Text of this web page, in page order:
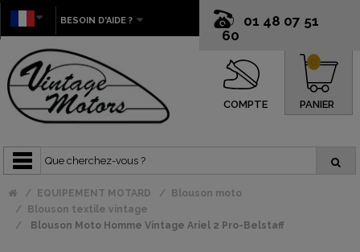
01 48 07 51
60
BESOIN D'AIDE ?
COMPTE PANIER
0
EQUIPEMENT MOTARD
Blouson moto
Blouson textile vintage
Blouson Moto Homme Vintage Ariel 2 Pro-Belstaff